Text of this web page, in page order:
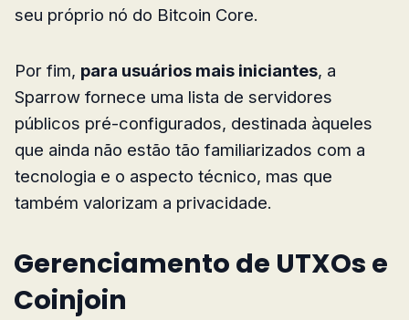
seu próprio nó do Bitcoin Core.
Por fim, para usuários mais iniciantes, a
Sparrow fornece uma lista de servidores
públicos pré-configurados, destinada àqueles
que ainda não estão tão familiarizados com a
tecnologia e o aspecto técnico, mas que
também valorizam a privacidade.
Gerenciamento de UTXOs e
Coinjoin